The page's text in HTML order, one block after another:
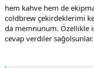
hem kahve hem de
coldbrew çekirdeklerimi
da memnunum. Özellikle
cevap verdiler